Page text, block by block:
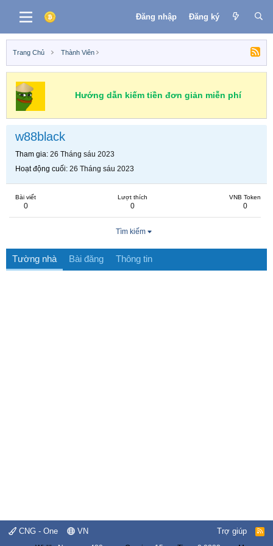
Đăng nhập Đăng ký
Trang Chủ Thành Viên
Hướng dẫn kiếm tiền đơn giản miễn phí
w88black
Tham gia 26 Tháng sáu 2023
Hoạt động cuối 26 Tháng sáu 2023
Bài viết
0
Lượt thích
0
VNB Token
0
Tìm kiếm
Tường nhà Bài đăng Thông tin
CNG - One VN Trợ giúp
R